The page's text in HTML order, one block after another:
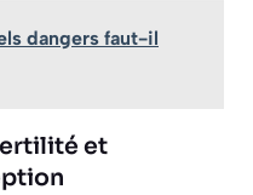
dangers faut-il
et